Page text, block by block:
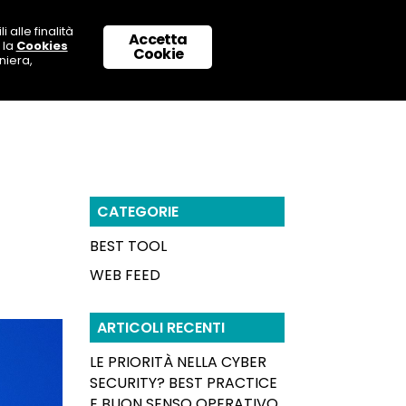
NOI SUPPORTO & CONTATTI
CATEGORIE
BEST TOOL
WEB FEED
ARTICOLI RECENTI
LE PRIORITÀ NELLA CYBER
SECURITY? BEST PRACTICE
Accetta
Cookie
alle finalità
Cookies